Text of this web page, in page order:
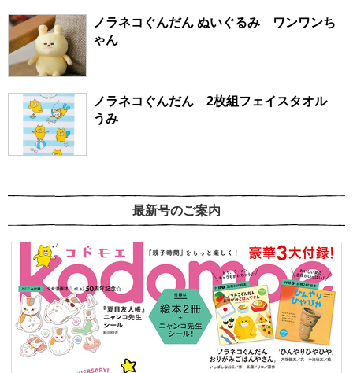
ノラネコぐんだん ぬいぐるみ ワンワンち
ゃん
ノラネコぐんだん 2枚組フェイスタオル
うみ
最新号のご案内